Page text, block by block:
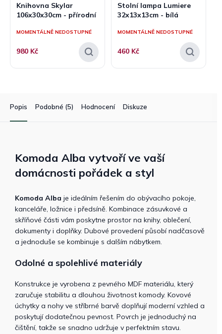
Knihovna Skylar
106x30x30cm - přírodní
MOMENTÁLNĚ NEDOSTUPNÉ
980 Kč
Stolní lampa Lumiere
32x13x13cm - bílá
MOMENTÁLNĚ NEDOSTUPNÉ
460 Kč
Popis Podobné (5) Hodnocení Diskuze
Komoda Alba vytvoří ve vaší
domácnosti pořádek a styl
Komoda Alba je ideálním řešením do obývacího pokoje,
kanceláře, ložnice i předsíně. Kombinace zásuvkové a
skříňové části vám poskytne prostor na knihy, oblečení,
dokumenty i doplňky. Dubové provedení působí nadčasově
a jednoduše se kombinuje s dalším nábytkem.
Odolné a spolehlivé materiály
Konstrukce je vyrobena z pevného MDF materiálu, který
zaručuje stabilitu a dlouhou životnost komody. Kovové
úchytky a nohy ve stříbrné barvě doplňují moderní vzhled a
poskytují dodatečnou pevnost. Povrch je jednoduchý na
čištění, takže se snadno udržuje v perfektním stavu.